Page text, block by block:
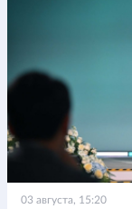
03 августа, 15:20